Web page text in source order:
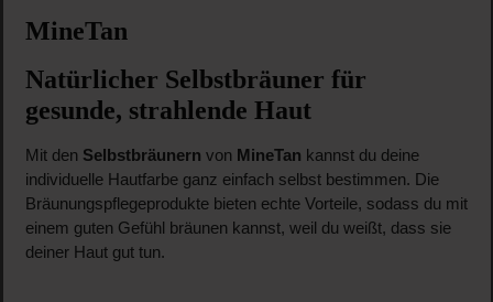
MineTan
Natürlicher Selbstbräuner für
gesunde, strahlende Haut
Mit den Selbstbräunern von MineTan kannst du deine
individuelle Hautfarbe ganz einfach selbst bestimmen. Die
Bräunungspflegeprodukte bieten echte Vorteile, sodass du mit
einem guten Gefühl bräunen kannst, weil du weißt, dass sie
deiner Haut gut tun.